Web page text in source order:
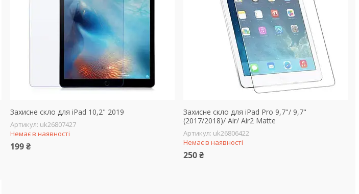
Захисне скло для iPad 10,2" 2019
uk26807427
Немає в наявності
199 ₴
Захисне скло для iPad Pro 9,7"/ 9,7"
(2017/2018)/ Air/ Air2 Matte
uk26806422
Немає в наявності
250 ₴